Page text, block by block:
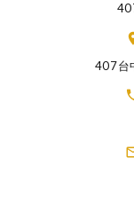
407台